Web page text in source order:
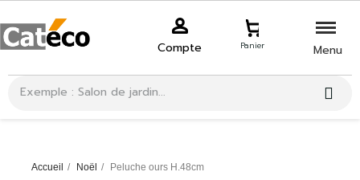
Compte Panier Menu
Accueil Noël Peluche ours H.48cm